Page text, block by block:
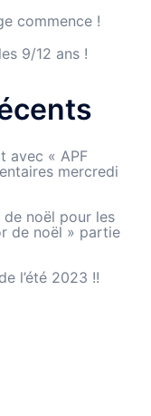
commence !
9/12 ans !
avec « APF
mercredi
de noël pour les
de noël » partie
l’été 2023 !!